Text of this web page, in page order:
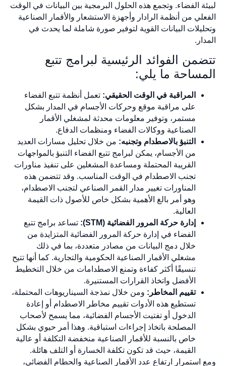
لبيئة الفضاء. وتجمع هذه الحلول البرمجية بين البيانات في الوقت
الفعلي من أنظمة الرادار وأجهزة الاستشعار والأقمار الصناعية
وتحليلات البيانات القوية لتوفير صورة شاملة لما يحدث في
المدار.
تتضمن الفوائد الرئيسية لبرامج تتبع
المساحة ما يلي:
المراقبة في الوقت الحقيقي: تعمل أنظمة تتبع الفضاء
على مراقبة موقع وحركات الأجسام في المدار بشكل
مستمر، وتوفير معلومات محدثة لمشغلي الأقمار
الصناعية ووكالات الفضاء ومنظمات الدفاع.
التنبؤ بالاصطدام وتجنبه: من خلال تحليل مسارات العديد
من الأجسام، يمكن لبرامج تتبع الفضاء التنبؤ بالمواجهات
القريبة المحتملة ومساعدة المشغلين على تنفيذ مناورات
تجنب الاصطدام في الوقت المناسب. وقد تتضمن هذه
المناورات تغيير مدار القمر الصناعي لتجنب الاصطدام،
وهو أمر بالغ الأهمية بشكل خاص للأصول ذات القيمة
العالية.
إدارة حركة المرور الفضائية (STM):
تساعد برامج تتبع
الفضاء في إدارة حركة المرور الفضائية المتزايدة من
خلال دمج البيانات من مصادر متعددة، بما في ذلك
مشغلي الأقمار الصناعية الحكومية والتجارية. كما أنها تتيح
تنسيقًا أكثر كفاءة وتمنع الاصطدامات من خلال التخطيط
الأفضل واتخاذ القرارات المستنيرة.
تقييم المخاطر: ومن خلال نمذجة السيناريوهات المحتملة،
تستطيع هذه الأدوات تقييم مخاطر الاصطدام أو إعادة
الدخول أو تفتيت الأجسام الفضائية، مما يسمح لأصحاب
المصلحة باتخاذ إجراءات استباقية. وهذا أمر حيوي بشكل
خاص بالنسبة للأقمار الصناعية منخفضة التكلفة أو عالية
القيمة، حيث قد تكون تكلفة الخسارة أو التلف هائلة.
ومع استمرار ارتفاع عدد الأقمار الصناعية والحطام الفضائي،